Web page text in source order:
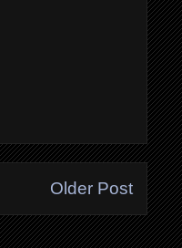
Older Post